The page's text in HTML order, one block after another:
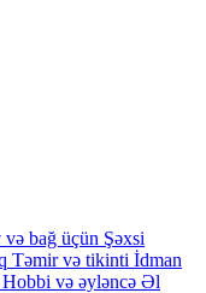
və bağ üçün Şəxsi
Təmir və tikinti İdman
Hobbi və əyləncə Əl